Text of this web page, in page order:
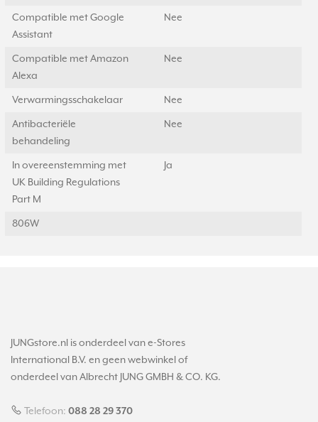
Compatible met Google
Assistant
Nee
Compatible met Amazon
Alexa
Nee
Verwarmingsschakelaar Nee
Antibacteriële
behandeling
Nee
In overeenstemming met
UK Building Regulations
Part M
Ja
806W
JUNGstore.nl is onderdeel van e-Stores
International B.V. en geen webwinkel of
onderdeel van Albrecht JUNG GMBH & CO. KG.
Telefoon: 088 28 29 370